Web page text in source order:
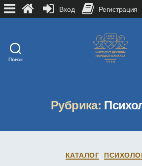
Поиск
Рубрика:
КАТАЛОГ
Вход Регистрация